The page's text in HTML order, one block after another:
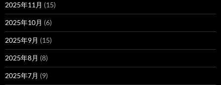
2025年11月 (15)
2025年10月 (6)
2025年9月 (15)
2025年8月 (8)
2025年7月 (9)